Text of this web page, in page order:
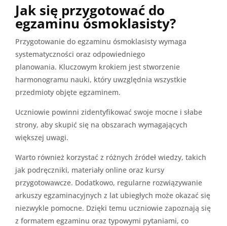
Jak się przygotować do
egzaminu ósmoklasisty?
Przygotowanie do egzaminu ósmoklasisty wymaga
systematyczności oraz odpowiedniego
planowania. Kluczowym krokiem jest stworzenie
harmonogramu nauki, który uwzględnia wszystkie
przedmioty objęte egzaminem.
Uczniowie powinni zidentyfikować swoje mocne i słabe
strony, aby skupić się na obszarach wymagających
większej uwagi.
Warto również korzystać z różnych źródeł wiedzy, takich
jak podręczniki, materiały online oraz kursy
przygotowawcze. Dodatkowo, regularne rozwiązywanie
arkuszy egzaminacyjnych z lat ubiegłych może okazać się
niezwykle pomocne. Dzięki temu uczniowie zapoznają się
z formatem egzaminu oraz typowymi pytaniami, co